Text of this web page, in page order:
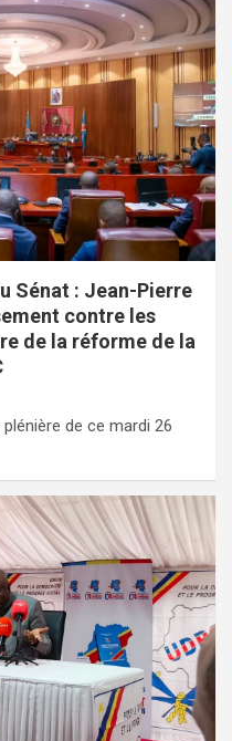
Sénat : Jean-Pierre
contre les
de la réforme de la
de ce mardi 26